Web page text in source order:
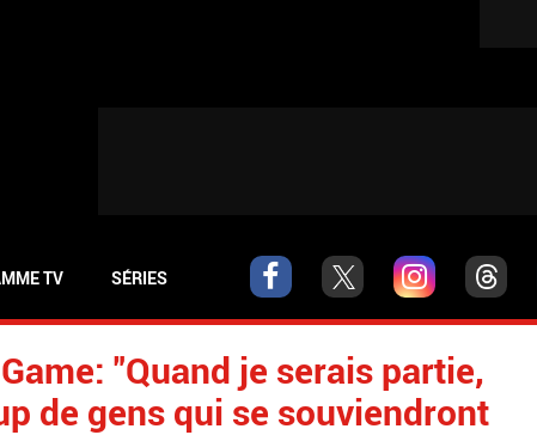
TV SÉRIES
"Quand je serais partie,
de gens qui se souviendront